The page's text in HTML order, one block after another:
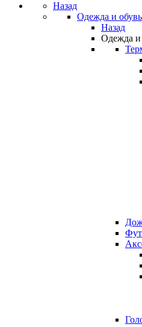
Назад
Одежда и обувь
Назад
Одежда и